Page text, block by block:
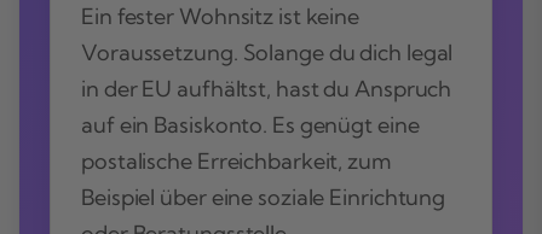
Ein fester Wohnsitz ist keine
Voraussetzung. Solange du dich legal
in der EU aufhältst, hast du Anspruch
auf ein Basiskonto. Es genügt eine
postalische Erreichbarkeit, zum
Beispiel über eine soziale Einrichtung